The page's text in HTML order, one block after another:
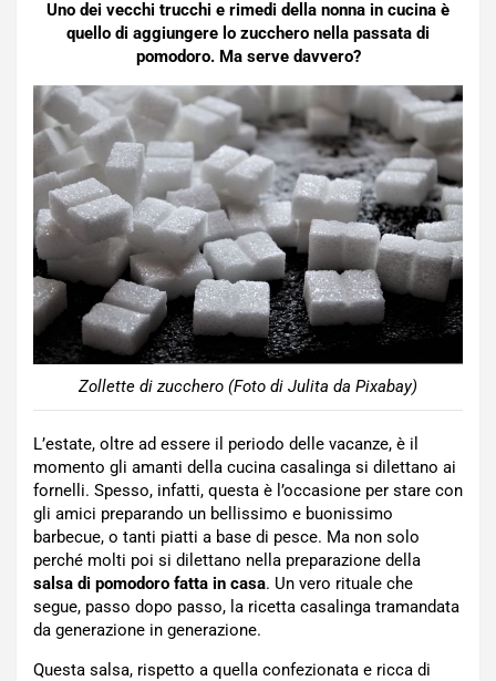
Uno dei vecchi trucchi e rimedi della nonna in cucina è
quello di aggiungere lo zucchero nella passata di
pomodoro. Ma serve davvero?
Zollette di zucchero (Foto di Julita da Pixabay)
L’estate, oltre ad essere il periodo delle vacanze, è il
momento gli amanti della cucina casalinga si dilettano ai
fornelli. Spesso, infatti, questa è l’occasione per stare con
gli amici preparando un bellissimo e buonissimo
barbecue, o tanti piatti a base di pesce. Ma non solo
perché molti poi si dilettano nella preparazione della
salsa di pomodoro fatta in casa. Un vero rituale che
segue, passo dopo passo, la ricetta casalinga tramandata
da generazione in generazione.
Questa salsa, rispetto a quella confezionata e ricca di